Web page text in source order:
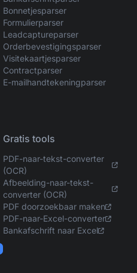
Bonnetjesparser
Formulierparser
Leadcaptureparser
Orderbevestigingsparser
Visitekaartjesparser
Contractparser
E-mailhandtekeningparser
Gratis tools
PDF-naar-tekst-converter
(OCR)
Afbeelding-naar-tekst-
converter (OCR)
PDF doorzoekbaar maken
PDF-naar-Excel-converter
Bankafschrift naar Excel